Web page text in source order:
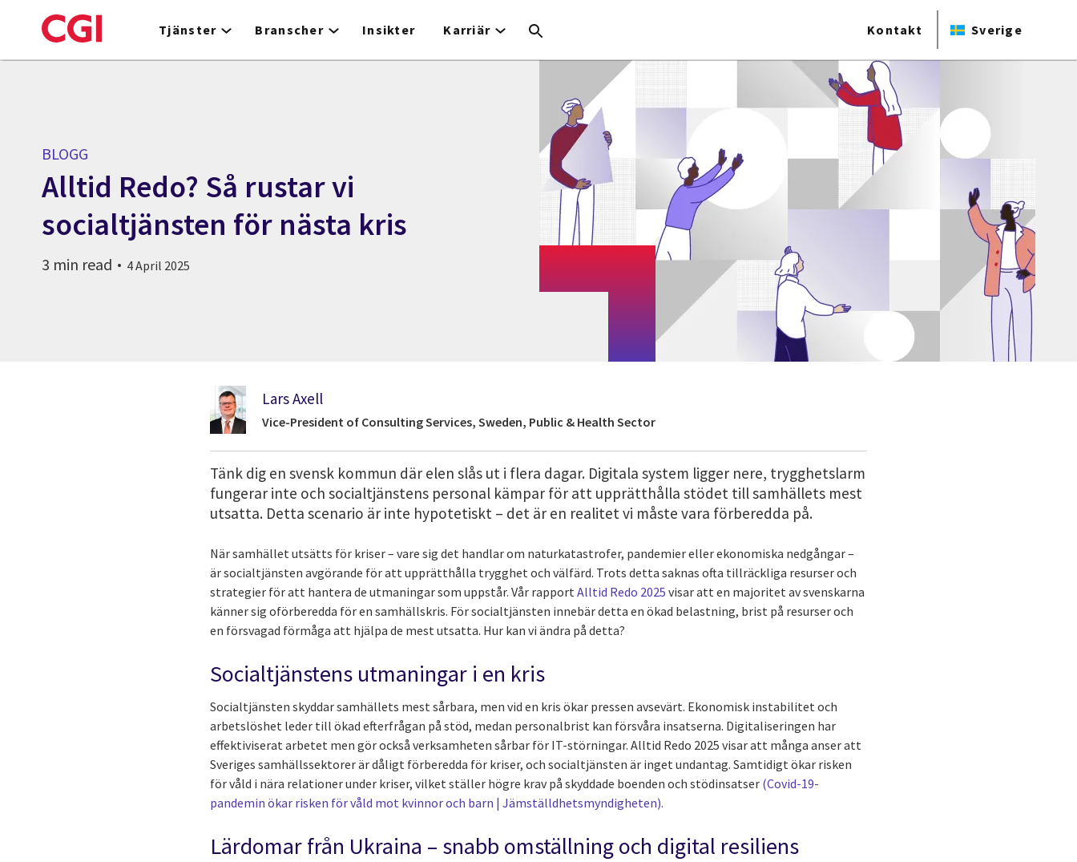
to
Tjänster Branscher Insikter Karriär Kontakt Sverige
BLOGG
Alltid Redo? Så rustar vi
socialtjänsten för nästa kris
3 min read 4 April 2025
Lars Axell
Vice-President of Consulting Services, Sweden, Public & Health Sector
Tänk dig en svensk kommun där elen slås ut i flera dagar. Digitala system ligger nere, trygghetslarm
fungerar inte och socialtjänstens personal kämpar för att upprätthålla stödet till samhällets mest
utsatta. Detta scenario är inte hypotetiskt – det är en realitet vi måste vara förberedda på.
När samhället utsätts för kriser – vare sig det handlar om naturkatastrofer, pandemier eller ekonomiska nedgångar –
är socialtjänsten avgörande för att upprätthålla trygghet och välfärd. Trots detta saknas ofta tillräckliga resurser och
strategier för att hantera de utmaningar som uppstår. Vår rapportAlltid Redo 2025 visar att en majoritet av svenskarna
känner sig oförberedda för en samhällskris. För socialtjänsten innebär detta en ökad belastning, brist på resurser och
en försvagad förmåga att hjälpa de mest utsatta. Hur kan vi ändra på detta?
Socialtjänstens utmaningar i en kris
Socialtjänsten skyddar samhällets mest sårbara, men vid en kris ökar pressen avsevärt. Ekonomisk instabilitet och
arbetslöshet leder till ökad efterfrågan på stöd, medan personalbrist kan försvåra insatserna. Digitaliseringen har
effektiviserat arbetet men gör också verksamheten sårbar för IT-störningar. Alltid Redo 2025 visar att många anser att
Sveriges samhällssektorer är dåligt förberedda för kriser, och socialtjänsten är inget undantag. Samtidigt ökar risken
för våld i nära relationer under kriser, vilket ställer högre krav på skyddade boenden och stödinsatser (Covid-19-
pandemin ökar risken för våld mot kvinnor och barn | Jämställdhetsmyndigheten).
Lärdomar från Ukraina – snabb omställning och digital resiliens